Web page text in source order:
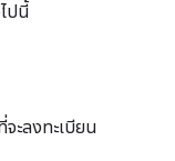
ปนี้
ะลงทะเบียน